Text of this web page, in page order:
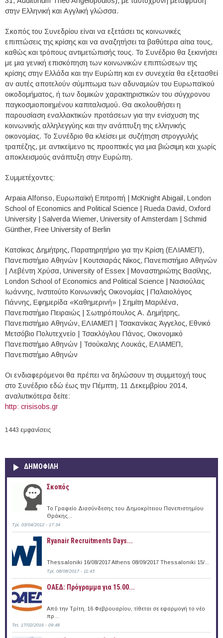
στην Ελληνική και Αγγλική γλώσσα.
Σκοπός του Συνεδρίου είναι να εξετάσει τις κοινωνικές
επιπτώσεις της κρίσης και να αναζητήσει τα βαθύτερα αίτια τους,
καθώς και τρόπους αντιμετώπισής τους. Το Συνέδριο θα ξεκινήσει
με μια γενική επισκόπηση των κοινωνικών επιπτώσεων της
κρίσης στην Ελλάδα και την Ευρώπη και εν συνεχεία θα εξετασθεί
αν αυτές αποτελούν σύμπτωμα των αδυναμιών του Ευρωπαϊκού
οικοδομήματος, ή των δομικών χαρακτηριστικών του σύγχρονου
παγκοσμιοποιημένου καπιταλισμού. Θα ακολουθήσει η
παρουσίαση εναλλακτικών προτάσεων για την ενίσχυση της
κοινωνικής αλληλεγγύης και την ανάπτυξη της ελληνικής
οικονομίας. Το Συνέδριο θα κλείσει με συζήτηση στρογγυλής
τραπέζης, με αντικείμενο τις προοπτικές για μια βιώσιμη και χωρίς
αποκλεισμούς ανάπτυξη στην Ευρώπη.
Συμμετέχοντες:
Arpaia Alfonso, Ευρωπαϊκή Επιτροπή | McKnight Abigail, London
School of Economics and Political Science | Rueda David, Oxford
University | Salverda Wiemer, University of Amsterdam | Schmid
Günther, Free University of Berlin
Κατσίκας Δημήτρης, Παρατηρητήριο για την Κρίση (ΕΛΙΑΜΕΠ),
Πανεπιστήμιο Αθηνών | Κουτσιαράς Νίκος, Πανεπιστήμιο Αθηνών
| Λεβέντη Χρύσα, University of Essex | Μοναστηριώτης Βασίλης,
London School of Economics and Political Science | Νασιούλας
Ιωάννης, Ινστιτούτο Κοινωνικής Οικονομίας | Παλαιολόγος
Γιάννης, Εφημερίδα «Καθημερινή» | Σημίτη Μαριλένα,
Πανεπιστήμιο Πειραιώς | Σωτηρόπουλος A. Δημήτρης,
Πανεπιστήμιο Αθηνών, ΕΛΙΑΜΕΠ | Τσακανίκας Άγγελος, Εθνικό
Μετσόβιο Πολυτεχνείο | Τσακλόγλου Πάνος, Οικονομικό
Πανεπιστήμιο Αθηνών | Τσούκαλης Λουκάς, ΕΛΙΑΜΕΠ,
Πανεπιστήμιο Αθηνών
Οι ενδιαφερόμενοι θα πρέπει να δηλώσουν τη συμμετοχή τους
στο Συνέδριο εδώ έως την Πέμπτη, 11 Δεκεμβρίου 2014,
αναλυτικότερα δείτε:
http: crisisobs.gr
1443 εμφανίσεις
ΔΗΜΟΦΙΛΗ
Σκοπός
Το Γραφείο Διασύνδεσης του Δημοκρίτειου Πανεπιστημίου
Θράκης...
Τρί, 03/04/2012 - 17:34
Ryanair Recruitments Days...
Thessaloniki 16/08/2017 Athens 08/09/2017 Thessaloniki 15/...
Τρί, 08/08/2017 - 11:43
ΟΑΕΔ: Πρόγραμμα για 15.00...
Από την Τρίτη, 16 Φεβρουαρίου, τίθεται σε εφαρμογή το νέο
πρ...
Τετ, 17/02/2016 - 09:48